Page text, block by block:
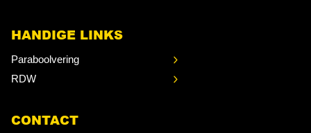
HANDIGE LINKS
Paraboolvering
RDW
CONTACT